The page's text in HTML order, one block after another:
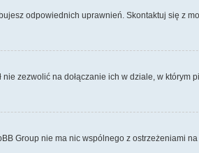
odpowiednich uprawnień. Skontaktuj się z
zezwolić na dołączanie ich w dziale, w którym
Group nie ma nic wspólnego z ostrzeżeniami